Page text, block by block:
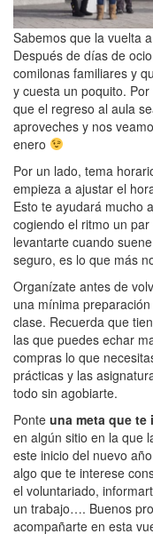
Sabemos que la vuelta
Después de días de
comilonas familiares y
y cuesta un poquito.
que el regreso al aula
aproveches y nos
enero
Por un lado, tema
empieza a ajustar el
Esto te ayudará mucho
cogiendo el ritmo un
levantarte cuando
seguro, es lo que más
Organízate antes de
una mínima
clase. Recuerda que
las que puedes echar
compras lo que
prácticas y las
todo sin agobiarte.
Ponte una meta que te
en algún sitio en la que
este inicio del nuevo
algo que te interese
el voluntariado,
un trabajo…. Buenos
acompañarte en esta